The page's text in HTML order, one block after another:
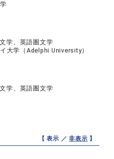
学、英語圏文学
大学（Adelphi University）
学、英語圏文学
【 表示 ／非表示 】